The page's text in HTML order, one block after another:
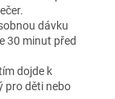
dávku
30 minut před
dojde k
pro děti nebo